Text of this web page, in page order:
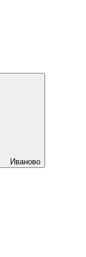
Иваново